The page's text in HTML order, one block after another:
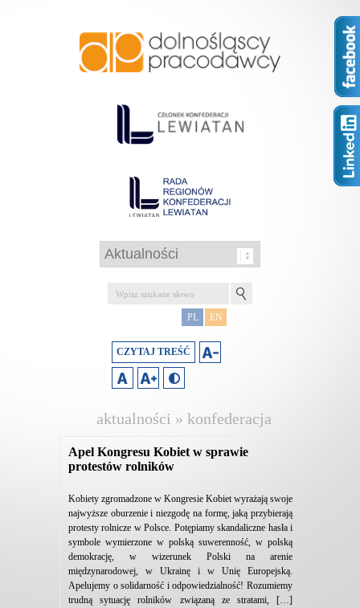
PL EN
CZYTAJ TREŚĆ
aktualności » konfederacja
Apel Kongresu Kobiet w sprawie
protestów rolników
Kobiety zgromadzone w Kongresie Kobiet wyrażają swoje
najwyższe oburzenie i niezgodę na formę, jaką przybierają
protesty rolnicze w Polsce. Potępiamy skandaliczne hasła i
symbole wymierzone w polską suwerenność, w polską
demokrację, w wizerunek Polski na arenie
międzynarodowej, w Ukrainę i w Unię Europejską.
Apelujemy o solidarność i odpowiedzialność! Rozumiemy
trudną sytuację rolników związaną ze stratami, […]